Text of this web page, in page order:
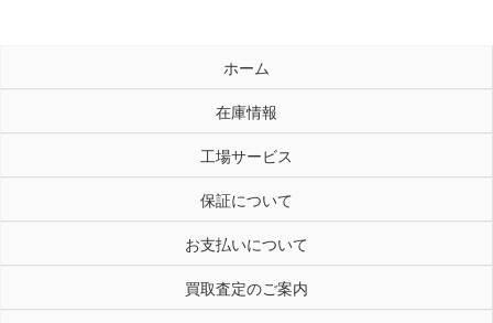
ホーム
在庫情報
工場サービス
保証について
お支払いについて
買取査定のご案内